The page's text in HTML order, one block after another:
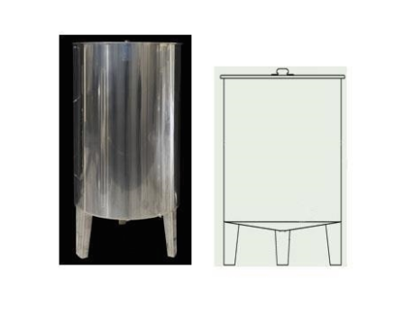
του ότι τα δοχεία είναι κατασκευασμένα από
ανοξείδωτο χάλυβα ΙΝΟΧ σειράς 304 κατά το
πλύσιμο ή καθαρισμό τους θα πρέπει να μη
χρησιμοποιείται χλώριο ή οξύ γιατί θα θαμπώσουν
την επιφάνειά του. Για να καθαρίσετε τα δοχεία
μπορείτε να χρησιμοποιήσετε σαπούνι και ζεστό
νερό. Οι μούφες των δοχείων είναι διαμέτρου 1 ½''
και 2''. Με καπάκι και πλαστικό χερούλι.